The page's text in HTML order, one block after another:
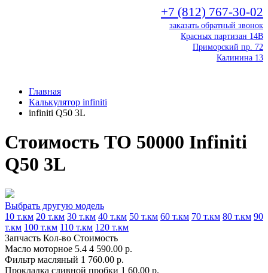
+7 (812) 767-30-02
заказать обратный звонок
Красных партизан 14В
Приморский пр. 72
Калинина 13
Главная
Калькулятор infiniti
infiniti Q50 3L
Стоимость ТО 50000 Infiniti
Q50 3L
Выбрать другую модель
10 т.км 20 т.км 30 т.км 40 т.км 50 т.км 60 т.км 70 т.км 80 т.км 90
т.км 100 т.км 110 т.км 120 т.км
Запчасть Кол-во Стоимость
Масло моторное 5.4 4 590.00 р.
Фильтр масляный 1 760.00 р.
Прокладка сливной пробки 1 60.00 р.